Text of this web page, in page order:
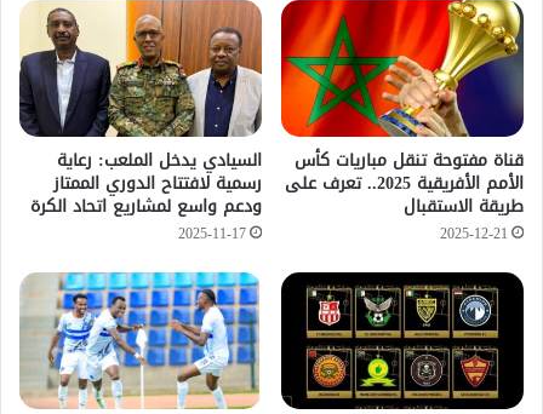
قناة مفتوحة تنقل مباريات كأس
الأمم الأفريقية 2025.. تعرف على
طريقة الاستقبال
2025-12-21
السيادي يدخل الملعب: رعاية
رسمية لافتتاح الدوري الممتاز
ودعم واسع لمشاريع اتحاد الكرة
2025-11-17